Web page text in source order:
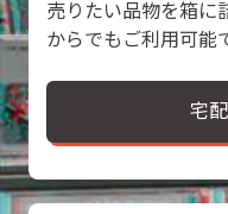
売りたい品物を箱に
からでもご利用可能
宅